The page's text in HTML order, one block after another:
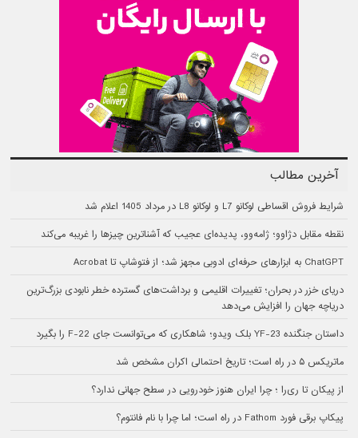
آخرین مطالب
شرایط فروش اقساطی لوکانو L7 و لوکانو L8 در مرداد 1405 اعلام شد
نقطه مقابل دژاوو؛ ژامه‌وو، پدیده‌ای عجیب که آشناترین چیزها را غریبه می‌کند
ChatGPT به ابزارهای حرفه‌ای ادوبی مجهز شد؛ از فتوشاپ تا Acrobat
دریای خزر در بحران؛ تغییرات اقلیمی و برداشت‌های گسترده خطر نابودی بزرگ‌ترین
دریاچه جهان را افزایش می‌دهد
داستان جنگنده YF-23 بلک ویدو؛ شاهکاری که می‌توانست جای F-22 را بگیرد
ماتریکس ۵ در راه است؛ تاریخ احتمالی اکران مشخص شد
از پیکان تا ری‌را ؛ چرا ایران هنوز خودرویی در سطح جهانی ندارد؟
پیکاپ برقی فورد Fathom در راه است؛ اما چرا با نام فانتوم؟